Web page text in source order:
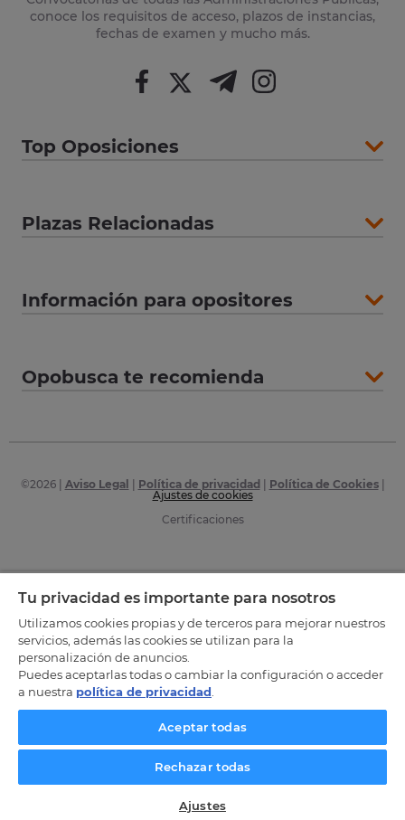
conoce los requisitos de acceso, plazos de instancias,
fechas de examen y mucho más.
Top Oposiciones
Plazas Relacionadas
Información para opositores
Opobusca te recomienda
©2026| Aviso Legal Política de privacidad Política de Cookies|
Ajustes de cookies
Certificaciones
Tu privacidad es importante para nosotros
Utilizamos cookies propias y de terceros para mejorar nuestros
servicios, además las cookies se utilizan para la
personalización de anuncios.
Puedes aceptarlas todas o cambiar la configuración o acceder
a nuestra política de privacidad
Aceptar todas
Rechazar todas
Ajustes
SOLICITA INFORMACIÓN